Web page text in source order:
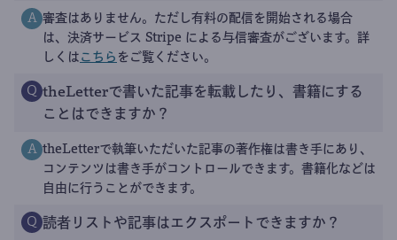
A 審査はありません。ただし有料の配信を開始される場合
は、決済サービス Stripe による与信審査がございます。詳
しくは こちら をご覧ください。
Q theLetterで書いた記事を転載したり、書籍にする
ことはできますか？
A theLetterで執筆いただいた記事の著作権は書き手にあり、
コンテンツは書き手がコントロールできます。書籍化などは
自由に行うことができます。
Q 読者リストや記事はエクスポートできますか？